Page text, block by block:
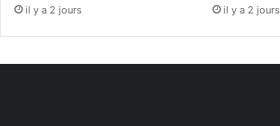
il y a 2 jours il y a 2 jours